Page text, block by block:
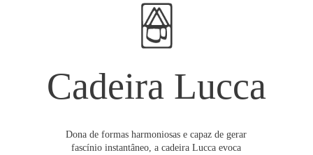
Cadeira Lucca
Dona de formas harmoniosas e capaz de gerar
fascínio instantâneo, a cadeira Lucca evoca